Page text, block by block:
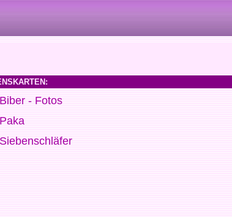
Biber - Fotos
Paka
Siebenschläfer